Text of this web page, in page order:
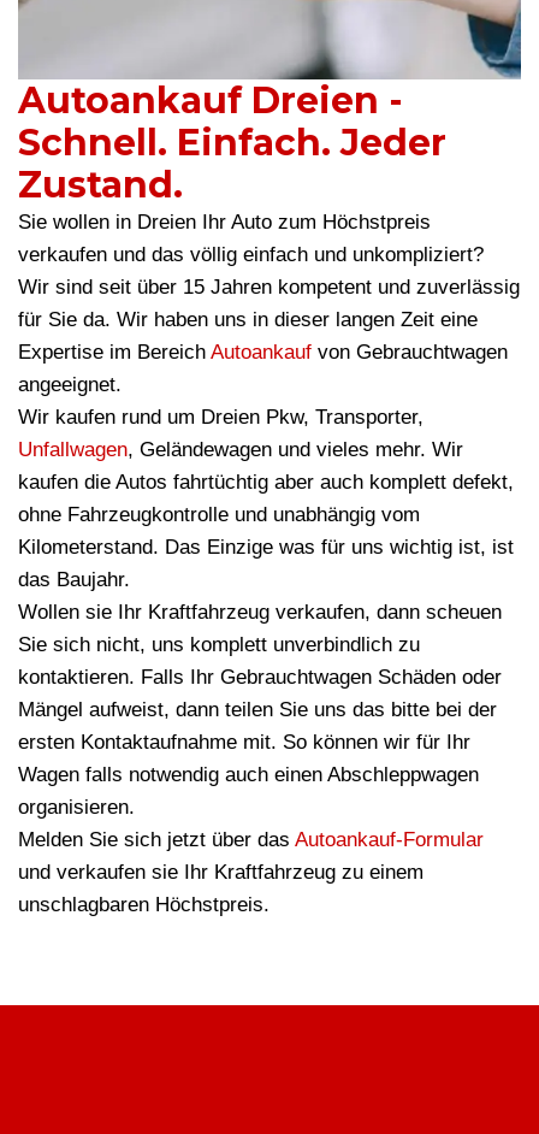
Autoankauf Dreien -
Schnell. Einfach. Jeder
Zustand.
Sie wollen in Dreien Ihr Auto zum Höchstpreis
verkaufen und das völlig einfach und unkompliziert?
Wir sind seit über 15 Jahren kompetent und zuverlässig
für Sie da. Wir haben uns in dieser langen Zeit eine
Expertise im Bereich Autoankauf von Gebrauchtwagen
angeeignet.
Wir kaufen rund um Dreien Pkw, Transporter,
Unfallwagen, Geländewagen und vieles mehr. Wir
kaufen die Autos fahrtüchtig aber auch komplett defekt,
ohne Fahrzeugkontrolle und unabhängig vom
Kilometerstand. Das Einzige was für uns wichtig ist, ist
das Baujahr.
Wollen sie Ihr Kraftfahrzeug verkaufen, dann scheuen
Sie sich nicht, uns komplett unverbindlich zu
kontaktieren. Falls Ihr Gebrauchtwagen Schäden oder
Mängel aufweist, dann teilen Sie uns das bitte bei der
ersten Kontaktaufnahme mit. So können wir für Ihr
Wagen falls notwendig auch einen Abschleppwagen
organisieren.
Melden Sie sich jetzt über das Autoankauf-Formular
und verkaufen sie Ihr Kraftfahrzeug zu einem
unschlagbaren Höchstpreis.